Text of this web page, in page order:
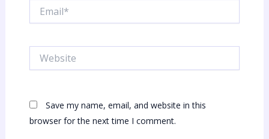
Save my name, email, and website in this
browser for the next time I comment.